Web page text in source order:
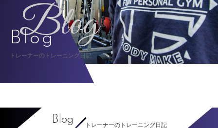
Blog
Blog
トレーナーのトレーニング日記
Blog
トレーナーのトレーニング日記